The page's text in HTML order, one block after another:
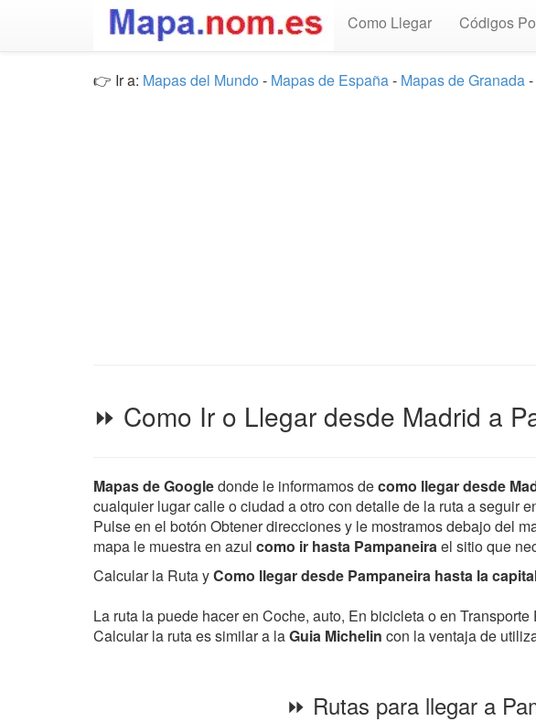
Como Llegar Códigos
👉 Ir a: Mapas del Mundo - Mapas de España- Mapas de Granada
⏩ Como Ir o Llegar desde Madrid a
Mapas de Googledonde le informamos decomo llegar desde
cualquier lugar calle o ciudad a otro con detalle de la ruta a seguir
Pulse en el botón Obtener direcciones y le mostramos debajo del
mapa le muestra en azul como ir hasta Pampaneirael sitio que
Calcular la Ruta yComo llegar desde Pampaneira hasta la
La ruta la puede hacer en Coche, auto, En bicicleta o en
Calcular la ruta es similar a laGuia Michelin con la ventaja de
⏩ Rutas para llegar a